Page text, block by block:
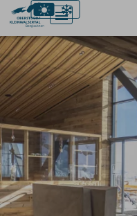
Aktiv & Sport
Erlebnis & Spaß
Genuss & Sinne
Preise